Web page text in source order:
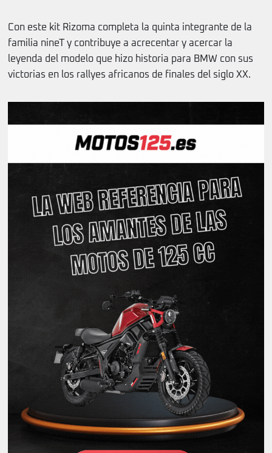
Con este kit Rizoma completa la quinta integrante de la
familia nineT y contribuye a acrecentar y acercar la
leyenda del modelo que hizo historia para BMW con sus
victorias en los rallyes africanos de finales del siglo XX.